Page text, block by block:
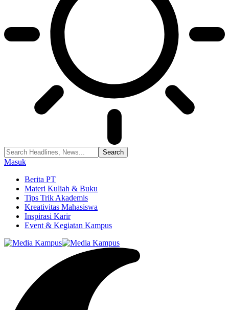
Masuk
Berita PT
Materi Kuliah & Buku
Tips Trik Akademis
Kreativitas Mahasiswa
Inspirasi Karir
Event & Kegiatan Kampus